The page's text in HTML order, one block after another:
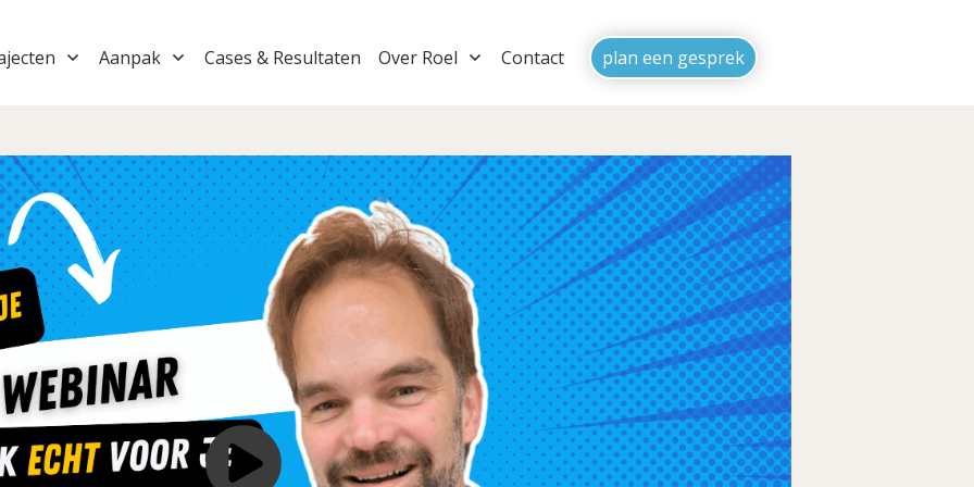
Aanpak Cases & Resultaten Over Roel Contact plan een gesprek